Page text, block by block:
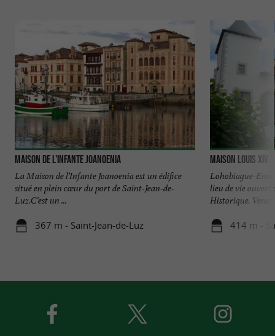
Maison de l'Infante Joanoenia
La Maison de l’Infante Joanoenia est un édifice
situé en plein cœur du port de Saint-Jean-de-
Luz.C’est un ...
367 m - Saint-Jean-de-Luz
Maison Louis XIV
Lohobiague-
lieu de vie ouvert
Historique. Venez
414 m -